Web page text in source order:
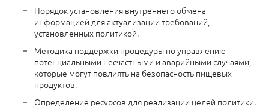
Порядок установления внутреннего обмена
информацией для актуализации требований,
установленных политикой.
Методика поддержки процедуры по управлению
потенциальными несчастными и аварийными случаями,
которые могут повлиять на безопасность пищевых
продуктов.
Определение ресурсов для реализации целей политики.